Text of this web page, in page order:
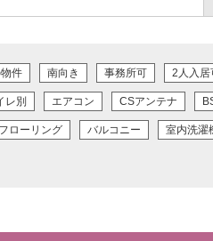
件 南向き 事務所可 2人入居
レ別 エアコン CSアンテナ
フローリング バルコニー 室内洗濯